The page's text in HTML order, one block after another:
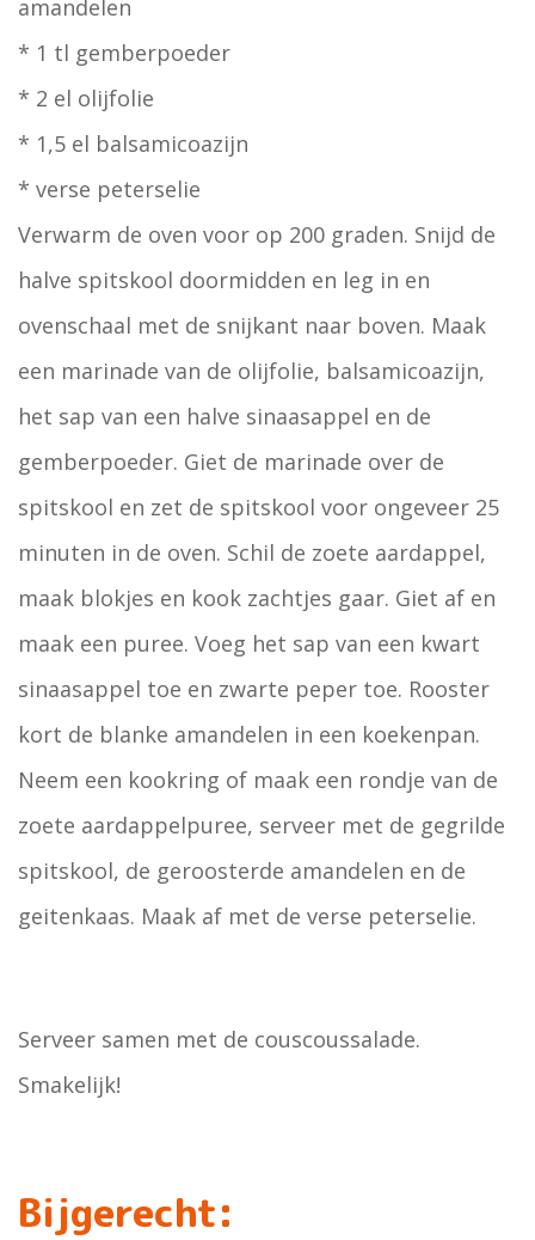
amandelen
* 1 tl gemberpoeder
* 2 el olijfolie
* 1,5 el balsamicoazijn
* verse peterselie
Verwarm de oven voor op 200 graden. Snijd de
halve spitskool doormidden en leg in en
ovenschaal met de snijkant naar boven. Maak
een marinade van de olijfolie, balsamicoazijn,
het sap van een halve sinaasappel en de
gemberpoeder. Giet de marinade over de
spitskool en zet de spitskool voor ongeveer 25
minuten in de oven. Schil de zoete aardappel,
maak blokjes en kook zachtjes gaar. Giet af en
maak een puree. Voeg het sap van een kwart
sinaasappel toe en zwarte peper toe. Rooster
kort de blanke amandelen in een koekenpan.
Neem een kookring of maak een rondje van de
zoete aardappelpuree, serveer met de gegrilde
spitskool, de geroosterde amandelen en de
geitenkaas. Maak af met de verse peterselie.
Serveer samen met de couscoussalade.
Smakelijk!
Bijgerecht: